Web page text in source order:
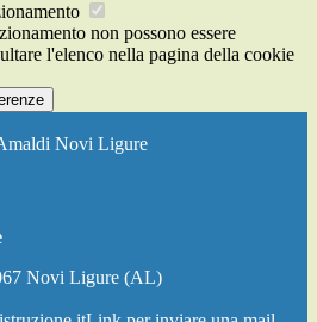
non possono essere
l'elenco nella pagina della cookie
Novi Ligure
Novi Ligure (AL)